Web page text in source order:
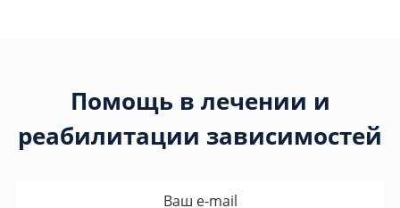
Помощь в лечении и
реабилитации зависимостей